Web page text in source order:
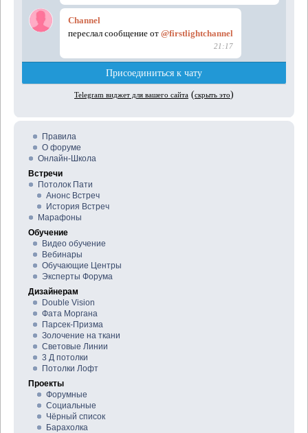
Правила
О форуме
Онлайн-Школа
Встречи
Потолок Пати
Анонс Встреч
История Встреч
Марафоны
Обучение
Видео обучение
Вебинары
Обучающие Центры
Эксперты Форума
Дизайнерам
Double Vision
Фата Моргана
Парсек-Призма
Золочение на ткани
Световые Линии
3 Д потолки
Потолки Лофт
Проекты
Форумные
Социальные
Чёрный список
Барахолка